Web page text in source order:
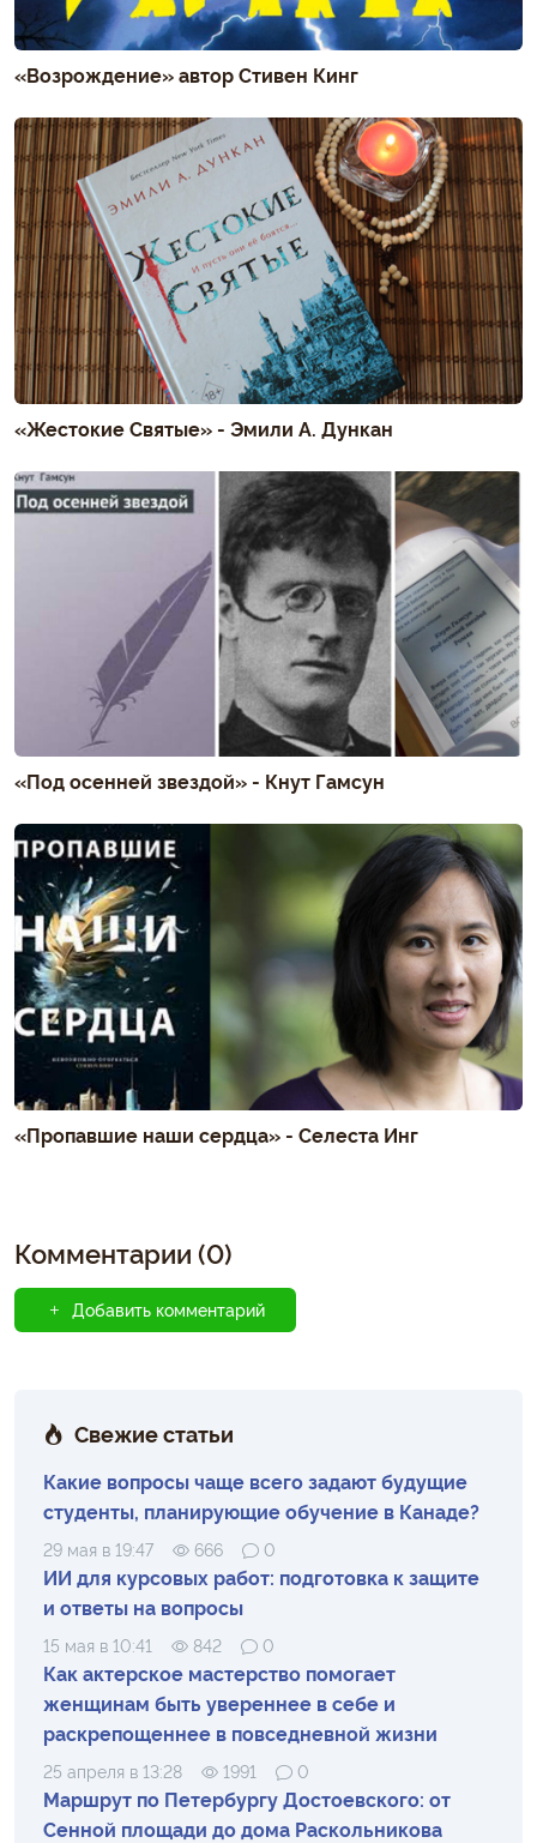
«Возрождение» автор Стивен Кинг
«Жестокие Святые» - Эмили А. Дункан
«Под осенней звездой» - Кнут Гамсун
«Пропавшие наши сердца» - Селеста Инг
Комментарии (0)
Добавить комментарий
Свежие статьи
Какие вопросы чаще всего задают будущие
студенты, планирующие обучение в Канаде?
29 мая в 19:47 666 0
ИИ для курсовых работ: подготовка к защите
и ответы на вопросы
15 мая в 10:41 842 0
Как актерское мастерство помогает
женщинам быть увереннее в себе и
раскрепощеннее в повседневной жизни
25 апреля в 13:28 1991 0
Маршрут по Петербургу Достоевского: от
Сенной площади до дома Раскольникова